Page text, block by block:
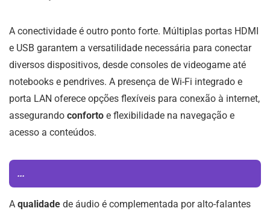
A conectividade é outro ponto forte. Múltiplas portas HDMI
e USB garantem a versatilidade necessária para conectar
diversos dispositivos, desde consoles de videogame até
notebooks e pendrives. A presença de Wi-Fi integrado e
porta LAN oferece opções flexíveis para conexão à internet,
assegurando conforto e flexibilidade na navegação e
acesso a conteúdos.
...
A qualidade de áudio é complementada por alto-falantes